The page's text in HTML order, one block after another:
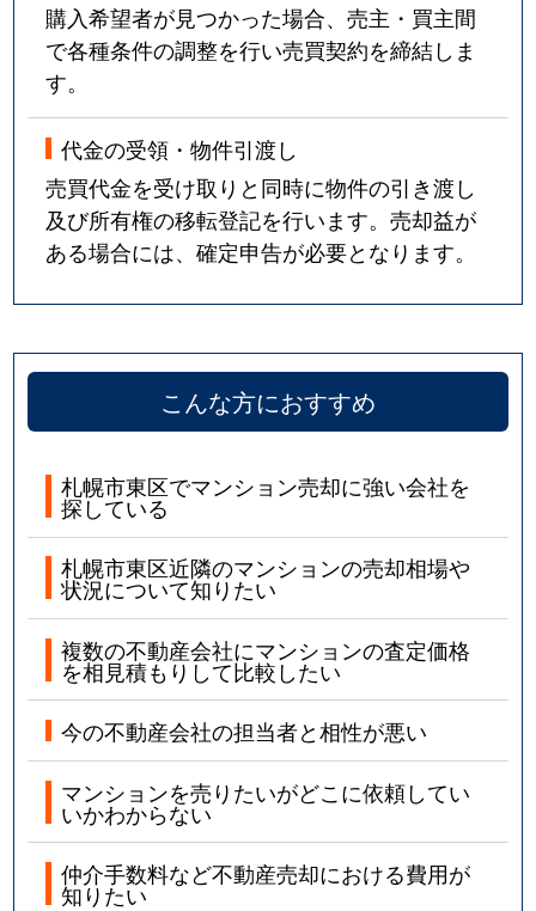
購入希望者が見つかった場合、売主・買主間
で各種条件の調整を行い売買契約を締結しま
す。
代金の受領・物件引渡し
売買代金を受け取りと同時に物件の引き渡し
及び所有権の移転登記を行います。売却益が
ある場合には、確定申告が必要となります。
こんな方におすすめ
札幌市東区でマンション売却に強い会社を
探している
札幌市東区近隣のマンションの売却相場や
状況について知りたい
複数の不動産会社にマンションの査定価格
を相見積もりして比較したい
今の不動産会社の担当者と相性が悪い
マンションを売りたいがどこに依頼してい
いかわからない
仲介手数料など不動産売却における費用が
知りたい